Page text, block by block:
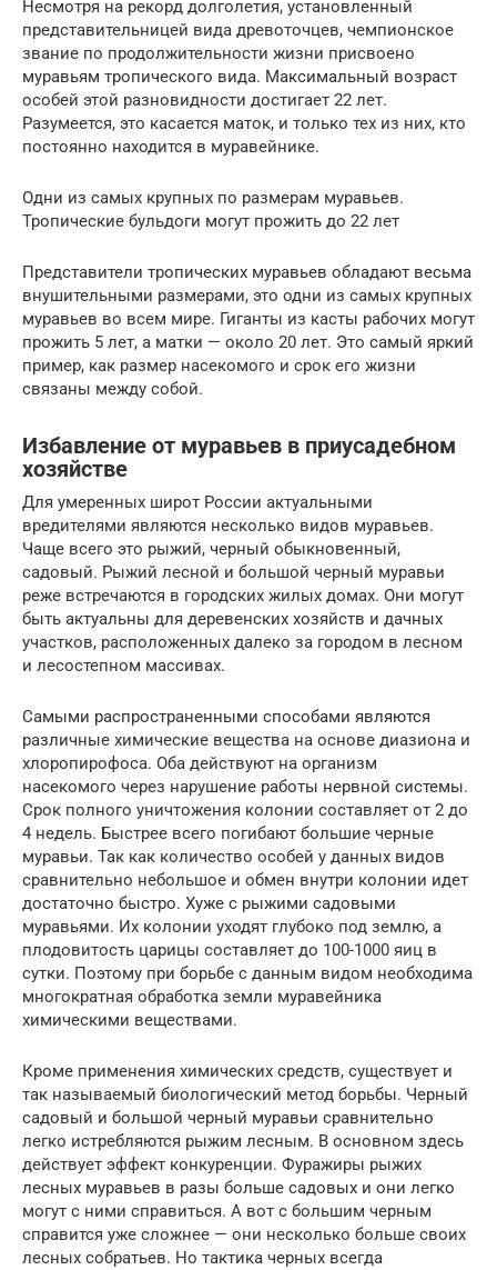
Несмотря на рекорд долголетия, установленный
представительницей вида древоточцев, чемпионское
звание по продолжительности жизни присвоено
муравьям тропического вида. Максимальный возраст
особей этой разновидности достигает 22 лет.
Разумеется, это касается маток, и только тех из них, кто
постоянно находится в муравейнике.
Одни из самых крупных по размерам муравьев.
Тропические бульдоги могут прожить до 22 лет
Представители тропических муравьев обладают весьма
внушительными размерами, это одни из самых крупных
муравьев во всем мире. Гиганты из касты рабочих могут
прожить 5 лет, а матки — около 20 лет. Это самый яркий
пример, как размер насекомого и срок его жизни
связаны между собой.
Избавление от муравьев в приусадебном
хозяйстве
Для умеренных широт России актуальными
вредителями являются несколько видов муравьев.
Чаще всего это рыжий, черный обыкновенный,
садовый. Рыжий лесной и большой черный муравьи
реже встречаются в городских жилых домах. Они могут
быть актуальны для деревенских хозяйств и дачных
участков, расположенных далеко за городом в лесном
и лесостепном массивах.
Самыми распространенными способами являются
различные химические вещества на основе диазиона и
хлоропирофоса. Оба действуют на организм
насекомого через нарушение работы нервной системы.
Срок полного уничтожения колонии составляет от 2 до
4 недель. Быстрее всего погибают большие черные
муравьи. Так как количество особей у данных видов
сравнительно небольшое и обмен внутри колонии идет
достаточно быстро. Хуже с рыжими садовыми
муравьями. Их колонии уходят глубоко под землю, а
плодовитость царицы составляет до 100-1000 яиц в
сутки. Поэтому при борьбе с данным видом необходима
многократная обработка земли муравейника
химическими веществами.
Кроме применения химических средств, существует и
так называемый биологический метод борьбы. Черный
садовый и большой черный муравьи сравнительно
легко истребляются рыжим лесным. В основном здесь
действует эффект конкуренции. Фуражиры рыжих
лесных муравьев в разы больше садовых и они легко
могут с ними справиться. А вот с большим черным
справится уже сложнее — они несколько больше своих
лесных собратьев. Но тактика черных всегда